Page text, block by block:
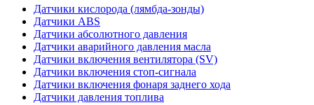
Датчики кислорода (лямбда-зонды)
Датчики ABS
Датчики абсолютного давления
Датчики аварийного давления масла
Датчики включения вентилятора (SV)
Датчики включения стоп-сигнала
Датчики включения фонаря заднего хода
Датчики давления топлива